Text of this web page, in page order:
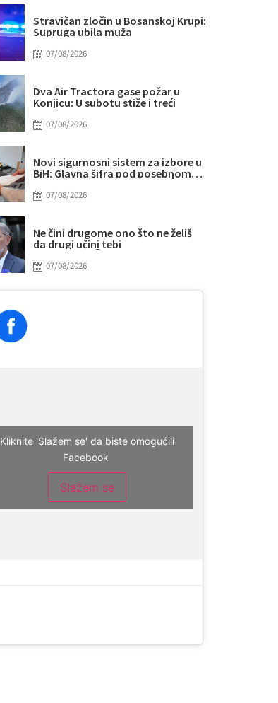
Stravičan zločin u Bosanskoj Krupi:
Supruga ubila muža
07/08/2026
Dva Air Tractora gase požar u
Konjicu: U subotu stiže i treći
07/08/2026
Novi sigurnosni sistem za izbore u
BiH: Glavna šifra pod posebnom
07/08/2026
Ne čini drugome ono što ne želiš
da drugi učini tebi
07/08/2026
Kliknite 'Slažem se' da biste omogućili
Facebook
Slažem se